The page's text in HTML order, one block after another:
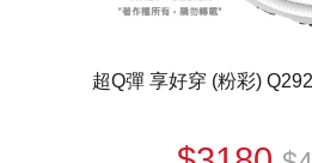
超Q彈 享好穿 (粉彩) Q292